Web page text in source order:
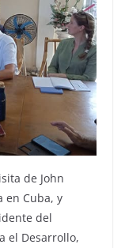
de John
en Cuba, y
del
el Desarrollo,